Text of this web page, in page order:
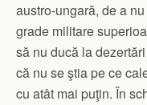
austro-ungară, de a
grade militare
să nu ducă la
că nu se ştia pe ce
cu atât mai puţin. În